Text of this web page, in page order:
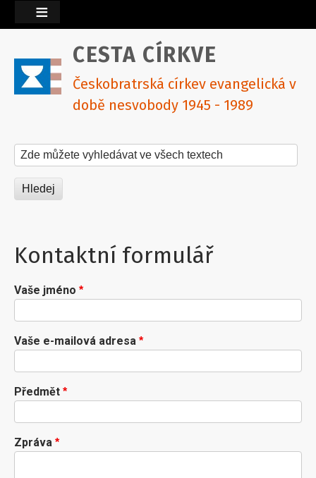
CESTA CÍRKVE
Českobratrská církev evangelická v
době nesvobody 1945 - 1989
Hledat na tomto webu
Kontaktní formulář
Vaše jméno
Vaše e-mailová adresa
Předmět
Zpráva